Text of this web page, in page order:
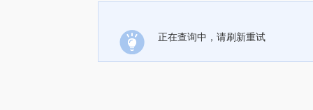
正在查询中，请刷新重试